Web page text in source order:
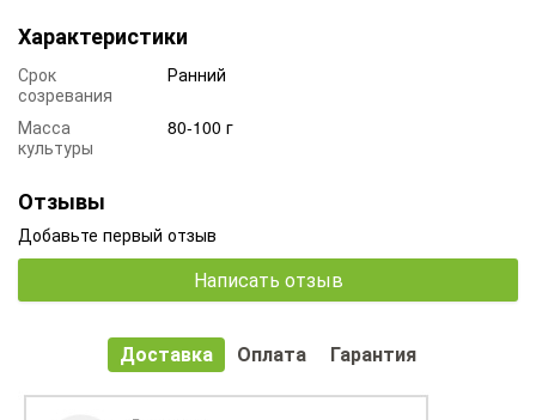
Характеристики
Срок
созревания
Ранний
Масса
культуры
80-100 г
Отзывы
Добавьте первый отзыв
Написать отзыв
Доставка Оплата Гарантия